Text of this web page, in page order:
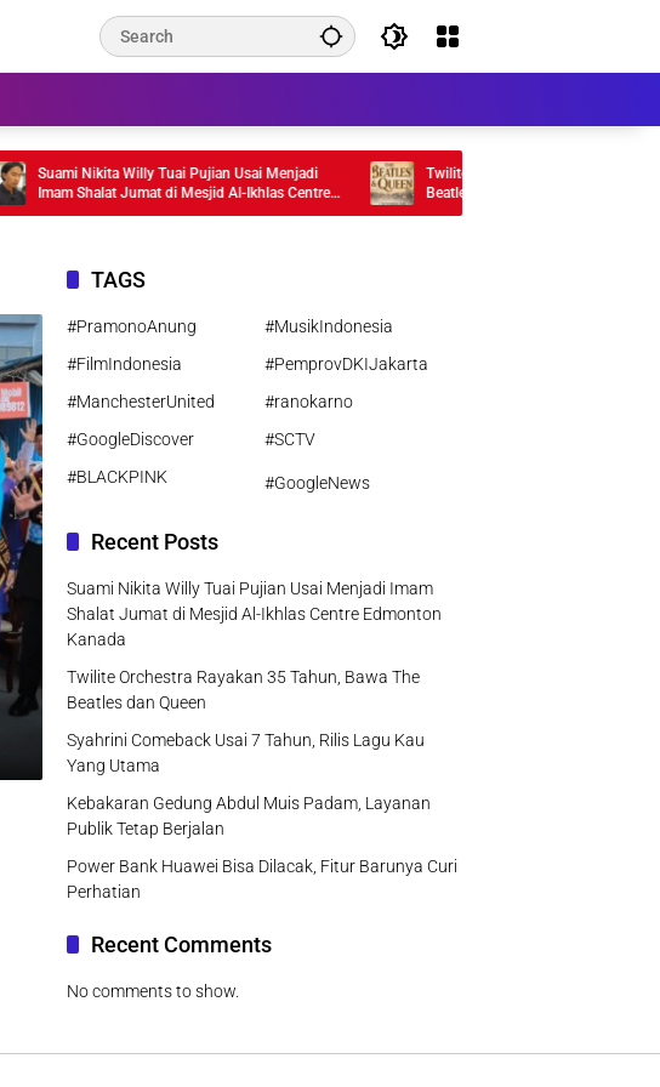
Suami Nikita Willy Tuai Pujian Usai Menjadi
Imam Shalat Jumat di Mesjid Al-Ikhlas Centre
Edmonton Kanada
Twilite Orchestra Rayakan 35 Tahun,
Beatles dan Queen
TAGS
#PramonoAnung
#MusikIndonesia
#FilmIndonesia
#PemprovDKIJakarta
#ManchesterUnited
#ranokarno
#GoogleDiscover
#SCTV
#BLACKPINK
#GoogleNews
Recent Posts
Suami Nikita Willy Tuai Pujian Usai Menjadi Imam
Shalat Jumat di Mesjid Al-Ikhlas Centre Edmonton
Kanada
Twilite Orchestra Rayakan 35 Tahun, Bawa The
Beatles dan Queen
Syahrini Comeback Usai 7 Tahun, Rilis Lagu Kau
Yang Utama
Kebakaran Gedung Abdul Muis Padam, Layanan
Publik Tetap Berjalan
Power Bank Huawei Bisa Dilacak, Fitur Barunya Curi
Perhatian
Recent Comments
No comments to show.